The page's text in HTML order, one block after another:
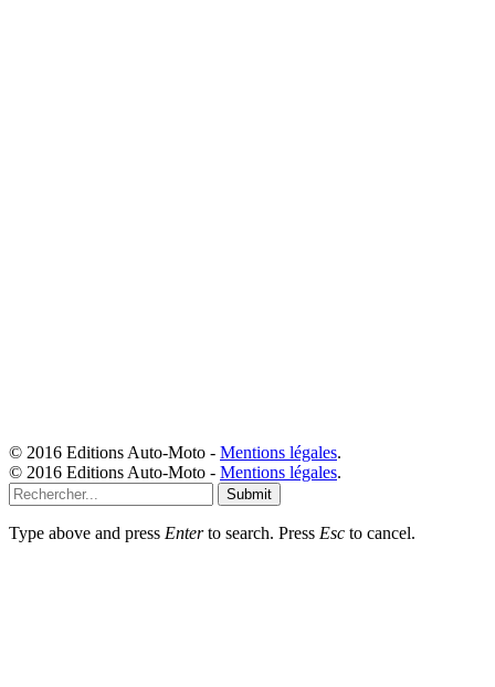
© 2016 Editions Auto-Moto - Mentions légales.
© 2016 Editions Auto-Moto - Mentions légales.
Submit
Type above and press Enterto search. Press Esc to cancel.